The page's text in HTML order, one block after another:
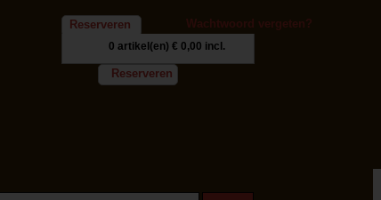
Reserveren Wachtwoord vergeten?
0 artikel(en) € 0,00 incl.
Reserveren